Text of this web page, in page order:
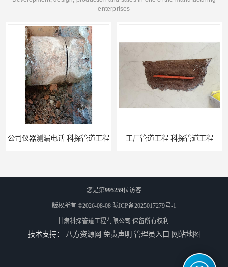
enterprises
公司仪器测漏电话 科探管道工程 工厂管道工程 科探管道工程
您是第995259位访客
版权所有 ©2026-08-08 陇ICP备2025017279号-1
甘肃科探管道工程有限公司 保留所有权利.
技术支持： 八方资源网 免责声明 管理员入口 网站地图